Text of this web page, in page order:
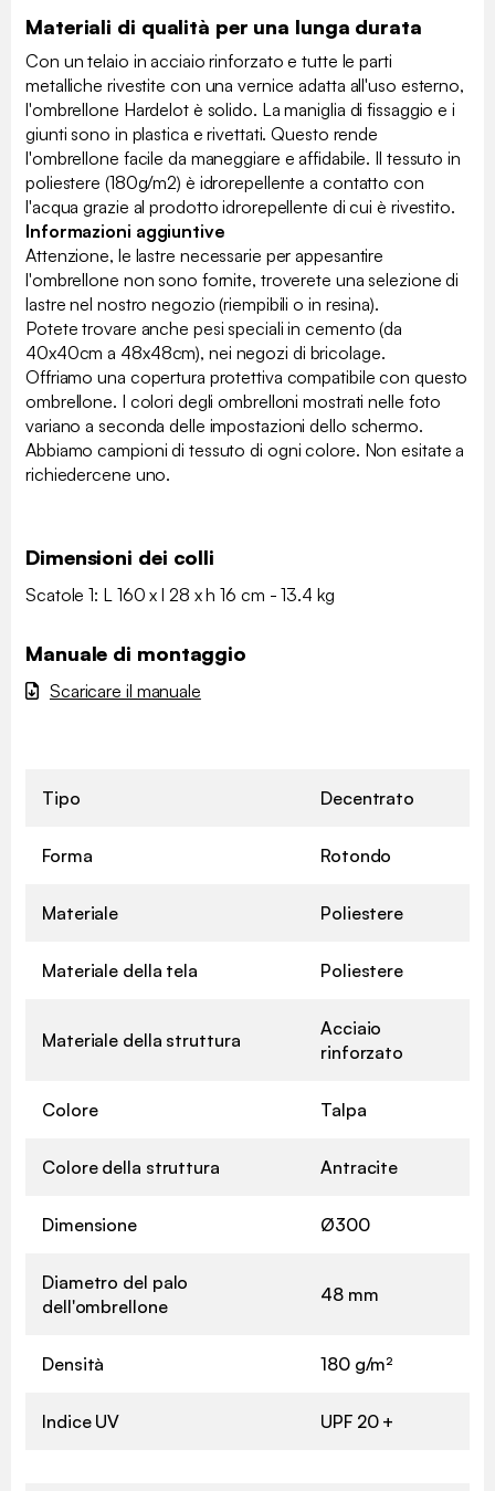
Materiali di qualità per una lunga durata
Con un telaio in acciaio rinforzato e tutte le parti
metalliche rivestite con una vernice adatta all'uso esterno,
l'ombrellone Hardelot è solido. La maniglia di fissaggio e i
giunti sono in plastica e rivettati. Questo rende
l'ombrellone facile da maneggiare e affidabile. Il tessuto in
poliestere (180g/m2) è idrorepellente a contatto con
l'acqua grazie al prodotto idrorepellente di cui è rivestito.
Informazioni aggiuntive
Attenzione, le lastre necessarie per appesantire
l'ombrellone non sono fornite, troverete una selezione di
lastre nel nostro negozio (riempibili o in resina).
Potete trovare anche pesi speciali in cemento (da
40x40cm a 48x48cm), nei negozi di bricolage.
Offriamo una copertura protettiva compatibile con questo
ombrellone. I colori degli ombrelloni mostrati nelle foto
variano a seconda delle impostazioni dello schermo.
Abbiamo campioni di tessuto di ogni colore. Non esitate a
richiedercene uno.
Dimensioni dei colli
Scatole 1: L 160 x l 28 x h 16 cm - 13.4 kg
Manuale di montaggio
Scaricare il manuale
Tipo Decentrato
Forma Rotondo
Materiale Poliestere
Materiale della tela Poliestere
Materiale della struttura
Acciaio
rinforzato
Colore Talpa
Colore della struttura Antracite
Dimensione Ø300
Diametro del palo
dell'ombrellone
48 mm
Densità 180 g/m²
Indice UV UPF 20 +